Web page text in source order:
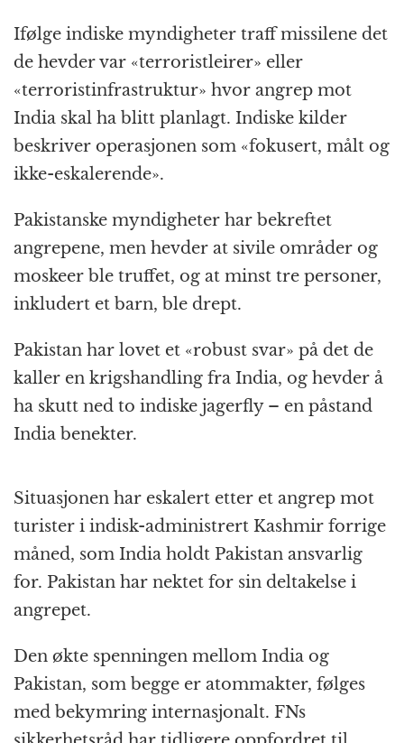
Ifølge indiske myndigheter traff missilene det
de hevder var «terroristleirer» eller
«terroristinfrastruktur» hvor angrep mot
India skal ha blitt planlagt. Indiske kilder
beskriver operasjonen som «fokusert, målt og
ikke-eskalerende».
Pakistanske myndigheter har bekreftet
angrepene, men hevder at sivile områder og
moskeer ble truffet, og at minst tre personer,
inkludert et barn, ble drept.
Pakistan har lovet et «robust svar» på det de
kaller en krigshandling fra India, og hevder å
ha skutt ned to indiske jagerfly – en påstand
India benekter.
Situasjonen har eskalert etter et angrep mot
turister i indisk-administrert Kashmir forrige
måned, som India holdt Pakistan ansvarlig
for. Pakistan har nektet for sin deltakelse i
angrepet.
Den økte spenningen mellom India og
Pakistan, som begge er atommakter, følges
med bekymring internasjonalt. FNs